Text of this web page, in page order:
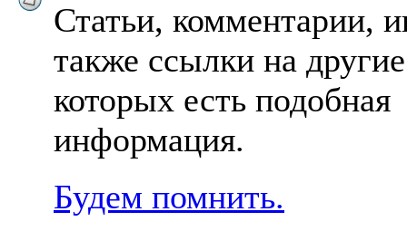
Статьи, комментарии,
также ссылки на
которых есть подобная
информация.
Будем помнить.